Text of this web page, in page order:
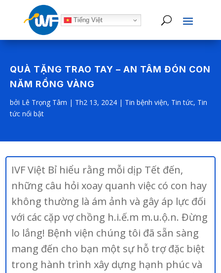
Tiếng Việt
QUÀ TẶNG TRAO TAY – AN TÂM ĐÓN CON
NĂM RỒNG VÀNG
bởi Lê Trọng Tâm | Th2 13, 2024 | Tin bệnh viện, Tin tức, Tin
tức nổi bật
IVF Việt Bỉ hiểu rằng mỗi dịp Tết đến,
những câu hỏi xoay quanh việc có con hay
không thường là ám ảnh và gây áp lực đối
với các cặp vợ chồng h.i.ế.m m.u.ộ.n. Đừng
lo lắng! Bệnh viện chúng tôi đã sẵn sàng
mang đến cho bạn một sự hỗ trợ đặc biệt
trong hành trình xây dựng hạnh phúc và